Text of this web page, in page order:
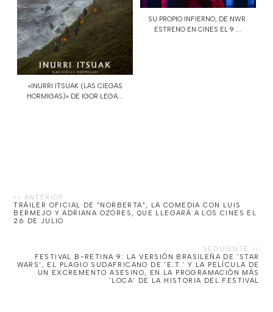
«INURRI ITSUAK (LAS CIEGAS
HORMIGAS)» DE IGOR LEGA...
SU PROPIO INFIERNO, DE NWR.
ESTRENO EN CINES EL 9 ...
TRÁILER OFICIAL DE "NORBERTA", LA COMEDIA CON LUIS
BERMEJO Y ADRIANA OZORES, QUE LLEGARÁ A LOS CINES EL
26 DE JULIO
FESTIVAL B-RETINA 9: LA VERSIÓN BRASILEÑA DE 'STAR
WARS', EL PLAGIO SUDAFRICANO DE 'E.T.' Y LA PELÍCULA DE
UN EXCREMENTO ASESINO, EN LA PROGRAMACIÓN MÁS
'LOCA' DE LA HISTORIA DEL FESTIVAL